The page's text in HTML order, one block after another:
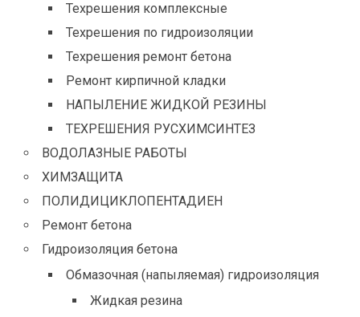
Техрешения комплексные
Техрешения по гидроизоляции
Техрешения ремонт бетона
Ремонт кирпичной кладки
НАПЫЛЕНИЕ ЖИДКОЙ РЕЗИНЫ
ТЕХРЕШЕНИЯ РУСХИМСИНТЕЗ
ВОДОЛАЗНЫЕ РАБОТЫ
ХИМЗАЩИТА
ПОЛИДИЦИКЛОПЕНТАДИЕН
Ремонт бетона
Гидроизоляция бетона
Обмазочная (напыляемая) гидроизоляция
Жидкая резина